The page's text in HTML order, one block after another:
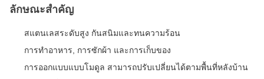
ลักษณะสําคัญ
สแตนเลสระดับสูง กันสนิมและทนความร้อน
การทําอาหาร, การซักผ้า และการเก็บของ
การออกแบบแบบโมดูล สามารถปรับเปลี่ยนได้ตามพื้นที่หลังบ้าน